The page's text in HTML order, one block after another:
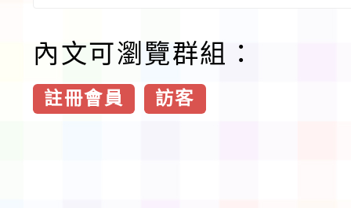
內文可瀏覽群組：
註冊會員 訪客